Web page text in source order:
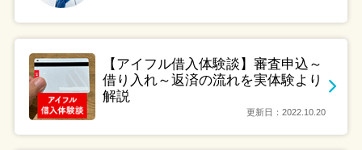
【アイフル借入体験談】審査申込～
借り入れ～返済の流れを実体験より
解説
更新日：2022.10.20